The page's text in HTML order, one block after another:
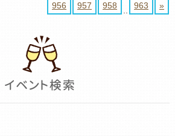
956
957 958 963 »